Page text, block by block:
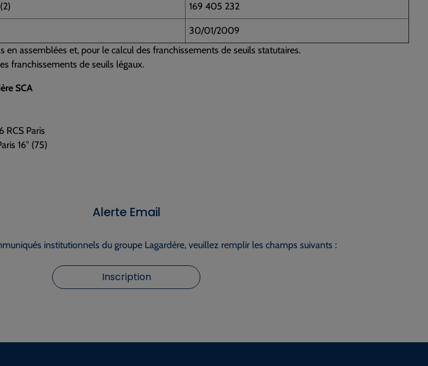
169 405 232
30/01/2009
en assemblées et, pour le calcul des franchissements de seuils statutaires.
franchissements de seuils légaux.
SCA
RCS Paris
16° (75)
Alerte Email
institutionnels du groupe Lagardère, veuillez remplir les champs suivants :
Inscription